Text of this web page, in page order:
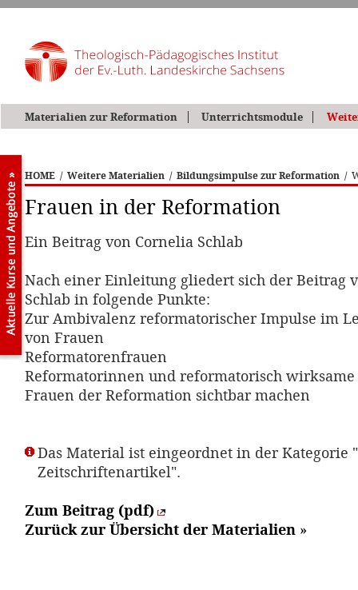
Materialien zur Reformation Unterrichtsmodule
HOME / Weitere Materialien / Bildungsimpulse zur Reformation /
Frauen in der Reformation
Ein Beitrag von Cornelia Schlab
Nach einer Einleitung gliedert sich der Beitrag
Schlab in folgende Punkte:
Zur Ambivalenz reformatorischer Impulse im
von Frauen
Reformatorenfrauen
Reformatorinnen und reformatorisch wirksame
Frauen der Reformation sichtbar machen
Das Material ist eingeordnet in der Kategorie
Zeitschriftenartikel".
Zum Beitrag (pdf)
Zurück zur Übersicht der Materialien »